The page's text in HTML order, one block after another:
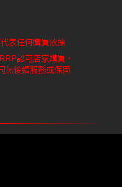
表任何購買依據
認可店家購買，
無後續服務或保固